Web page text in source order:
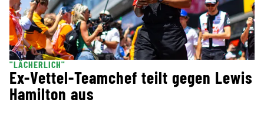
"LÄCHERLICH"
Ex-Vettel-Teamchef teilt gegen Lewis
Hamilton aus